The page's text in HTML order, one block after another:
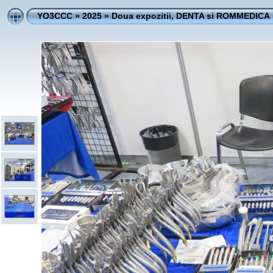
YO3CCC»2025»Doua expozitii, DENTA si ROMMEDICA